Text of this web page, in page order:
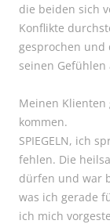
die beiden sich
Konflikte
gesprochen und
seinen
Meinen Klienten
kommen.
SPIEGELN, ich
fehlen. Die
dürfen und war
was ich gerade
ich mich